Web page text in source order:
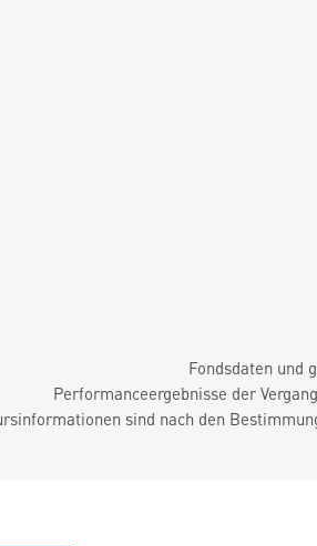
Fondsdaten und
Performanceergebnisse der
sind nach den